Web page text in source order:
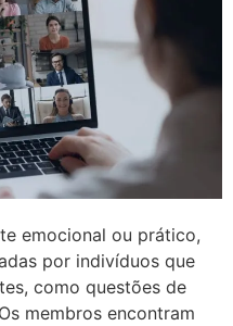
emocional ou prático,
por indivíduos que
como questões de
membros encontram